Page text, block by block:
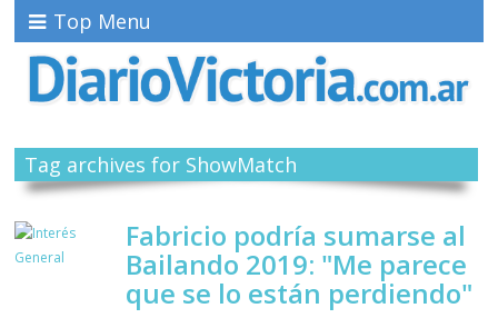
Top Menu
Tag archives for ShowMatch
Fabricio podría sumarse al
Bailando 2019: "Me parece
que se lo están perdiendo"